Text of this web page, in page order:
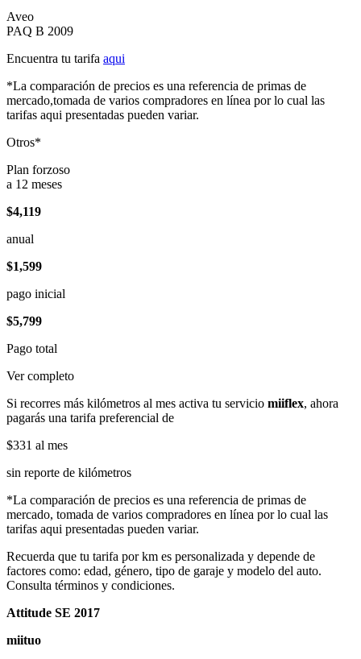
Aveo
PAQ B 2009
Encuentra tu tarifa aqui
*La comparación de precios es una referencia de primas de
mercado,tomada de varios compradores en línea por lo cual las
tarifas aqui presentadas pueden variar.
Otros*
Plan forzoso
a 12 meses
$4,119
anual
$1,599
pago inicial
$5,799
Pago total
Ver completo
Si recorres más kilómetros al mes activa tu servicio miiflex, ahora
pagarás una tarifa preferencial de
$331 al mes
sin reporte de kilómetros
*La comparación de precios es una referencia de primas de
mercado, tomada de varios compradores en línea por lo cual las
tarifas aqui presentadas pueden variar.
Recuerda que tu tarifa por km es personalizada y depende de
factores como: edad, género, tipo de garaje y modelo del auto.
Consulta términos y condiciones.
Attitude SE 2017
miituo